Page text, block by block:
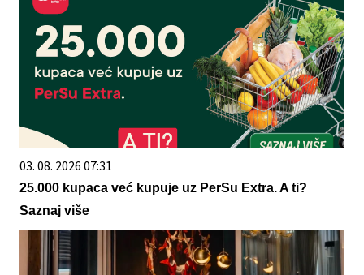
03. 08. 2026 07:31
25.000 kupaca već kupuje uz PerSu Extra. A ti?
Saznaj više